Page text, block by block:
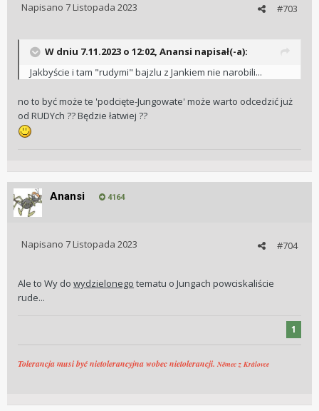
#703
Napisano 7 Listopada 2023
W dniu 7.11.2023 o 12:02, Anansi napisał(-a):
Jakbyście i tam "rudymi" bajzlu z Jankiem nie narobili...
no to być może te 'podcięte-Jungowate' może warto odcedzić już
od RUDYch ?? Będzie łatwiej ??
Anansi 4164
#704
Napisano 7 Listopada 2023
Ale to Wy do wydzielonego tematu o Jungach powciskaliście
rude...
1
Tolerancja musi być nietolerancyjna wobec nietolerancji. Němec z Královce